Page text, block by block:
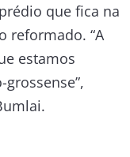
que fica na
reformado. “A
estamos